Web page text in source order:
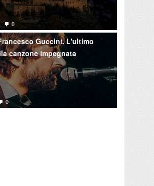
0
Guccini. L'ultimo
canzone impegnata
0